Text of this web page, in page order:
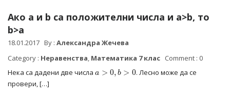
Ако a и b са положителни числа и a>b, то
b>a
18.01.2017 By :Александра Жечева
Category : Неравенства, Математика 7 клас Comment : 0
Нека са дадени две числа
b >
. Лесно може да се
провери, […]